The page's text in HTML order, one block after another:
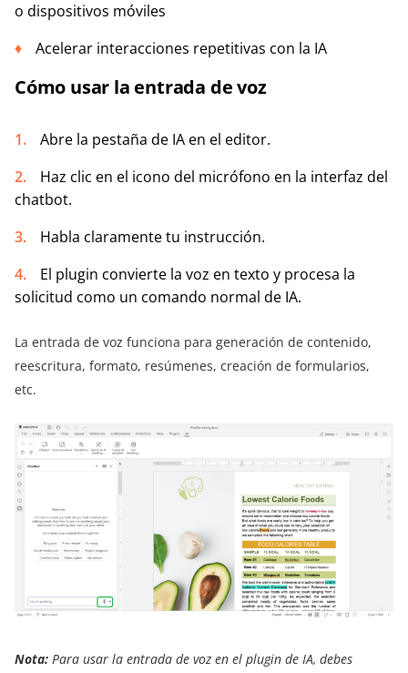
o dispositivos móviles
Acelerar interacciones repetitivas con la IA
Cómo usar la entrada de voz
Abre la pestaña de IA en el editor.
Haz clic en el icono del micrófono en la interfaz del
chatbot.
Habla claramente tu instrucción.
El plugin convierte la voz en texto y procesa la
solicitud como un comando normal de IA.
La entrada de voz funciona para generación de contenido,
reescritura, formato, resúmenes, creación de formularios,
etc.
Nota: Para usar la entrada de voz en el plugin de IA, debes